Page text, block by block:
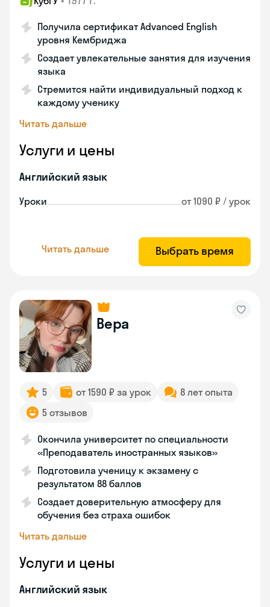
Получила сертификат Advanced English
уровня Кембриджа
Создает увлекательные занятия для изучения
языка
Стремится найти индивидуальный подход к
каждому ученику
Читать дальше
Услуги и цены
Английский язык
Уроки от 1090 ₽ / урок
Читать дальше Выбрать время
Вера
5 от 1590 ₽ за урок
8 лет опыта
5 отзывов
Окончила университет по специальности
«Преподаватель иностранных языков»
Подготовила ученицу к экзамену с
результатом 88 баллов
Создает доверительную атмосферу для
обучения без страха ошибок
Читать дальше
Услуги и цены
Английский язык